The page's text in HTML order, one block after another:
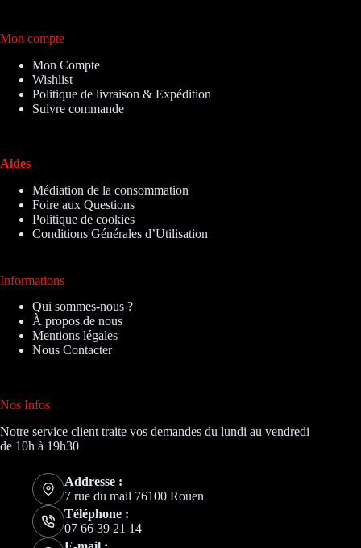
Mon compte
Mon Compte
Wishlist
Politique de livraison & Expédition
Suivre commande
Aides
Médiation de la consommation
Foire aux Questions
Politique de cookies
Conditions Générales d’Utilisation
Informations
Qui sommes-nous ?
À propos de nous
Mentions légales
Nous Contacter
Nos Infos
Notre service client traite vos demandes du lundi au vendredi
de 10h à 19h30
Addresse :
7 rue du mail 76100 Rouen
Téléphone :
07 66 39 21 14